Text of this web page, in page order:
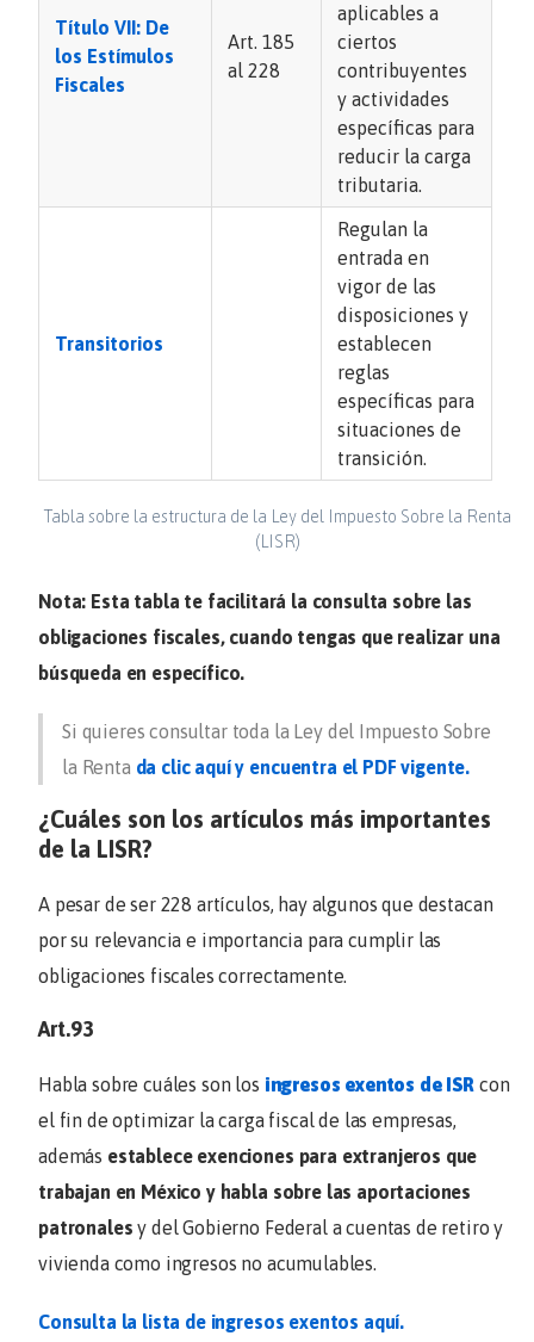
Título VII: De
los Estímulos
Fiscales
Art. 185
al 228
aplicables a
ciertos
contribuyentes
y actividades
específicas para
reducir la carga
tributaria.
Transitorios
Regulan la
entrada en
vigor de las
disposiciones y
establecen
reglas
específicas para
situaciones de
transición.
Tabla sobre la estructura de la Ley del Impuesto Sobre la Renta
(LISR)
Nota: Esta tabla te facilitará la consulta sobre las
obligaciones fiscales, cuando tengas que realizar una
búsqueda en específico.
Si quieres consultar toda la Ley del Impuesto Sobre
la Renta da clic aquí y encuentra el PDF vigente.
¿Cuáles son los artículos más importantes
de la LISR?
A pesar de ser 228 artículos, hay algunos que destacan
por su relevancia e importancia para cumplir las
obligaciones fiscales correctamente.
Art.93
Habla sobre cuáles son los ingresos exentos de ISR con
el fin de optimizar la carga fiscal de las empresas,
además establece exenciones para extranjeros que
trabajan en México y habla sobre las aportaciones
patronalesy del Gobierno Federal a cuentas de retiro y
vivienda como ingresos no acumulables.
Consulta la lista de ingresos exentos aquí.